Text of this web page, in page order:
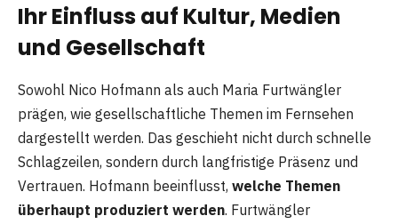
Ihr Einfluss auf Kultur, Medien
und Gesellschaft
Sowohl Nico Hofmann als auch Maria Furtwängler
prägen, wie gesellschaftliche Themen im Fernsehen
dargestellt werden. Das geschieht nicht durch schnelle
Schlagzeilen, sondern durch langfristige Präsenz und
Vertrauen. Hofmann beeinflusst, welche Themen
überhaupt produziert werden. Furtwängler